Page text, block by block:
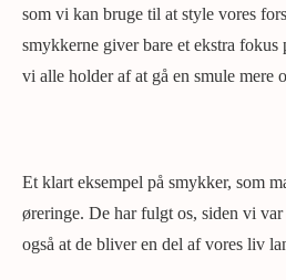
som vi kan bruge til at style vores
smykkerne giver bare et ekstra fokus
vi alle holder af at gå en smule mere
Et klart eksempel på smykker, som
øreringe. De har fulgt os, siden vi
også at de bliver en del af vores liv